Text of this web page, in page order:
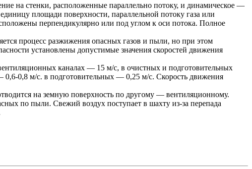
на стенки, расположенные параллельно потоку, и динамическое —
площади поверхности, параллельной потоку газа или
перпендикулярно или под углом к оси потока. Полное
процесс разжижения опасных газов и пыли, но при этом
установлены допустимые значения скоростей движения
каналах — 15 м/с, в очистных и подготовительных
0,8 м/с. в подготовительных — 0,25 м/с. Скорость движения
на земную поверхность по другому — вентиляционному.
по пыли. Свежий воздух поступает в шахту из-за перепада